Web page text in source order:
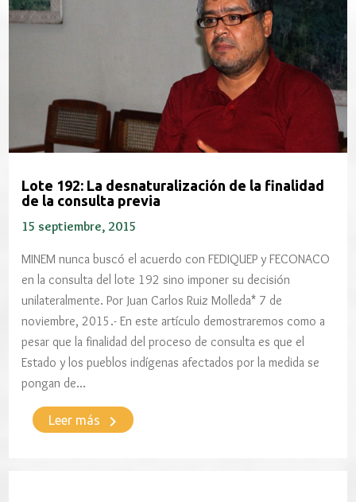
Lote 192: La desnaturalización de la finalidad
de la consulta previa
15 septiembre, 2015
MINEM nunca buscó el acuerdo con FEDIQUEP y FECONACO
en la consulta del lote 192 sino imponer su decisión
unilateralmente. Por Juan Carlos Ruiz Molleda* 7 de
noviembre, 2015.- En este artículo demostraremos como a
pesar que la finalidad del proceso de consulta es que el
Estado y los pueblos indígenas afectados por la medida se
pongan de…
Leer más keyboard_arrow_right